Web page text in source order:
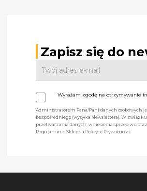
Zapisz się do
Wyrażam zgodę na otrzymywanie
Administratorem Pana/Pani danych osobowych
bezpośredniego (wysyłka Newslettera). W
przetwarzania danych, wniesienia sprzeciwu
Regulaminie Sklepu i Polityce Prywatności.